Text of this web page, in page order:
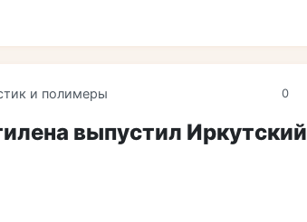
0
и полимеры
выпустил Иркутский